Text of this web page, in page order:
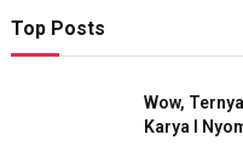
Top Posts
Wow,
Karya I